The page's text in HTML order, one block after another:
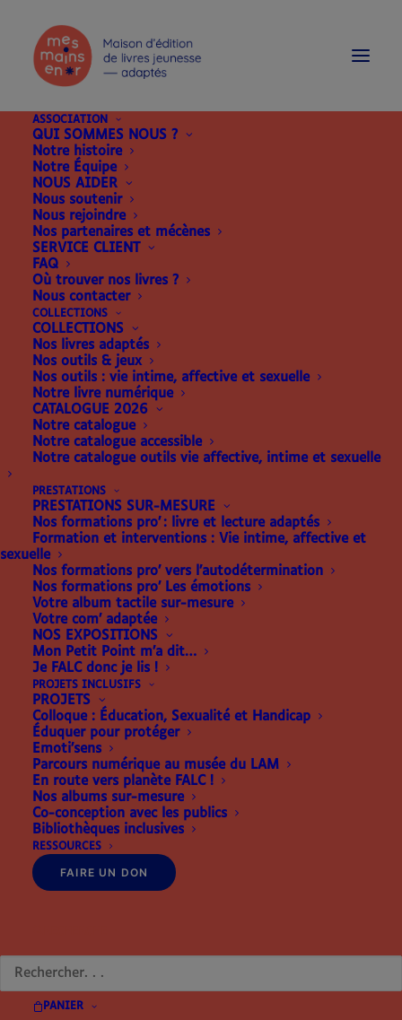
ASSOCIATION
QUI SOMMES NOUS ?
Notre histoire
Notre Équipe
NOUS AIDER
Nous soutenir
Nous rejoindre
Nos partenaires et mécènes
SERVICE CLIENT
FAQ
Où trouver nos livres ?
Nous contacter
COLLECTIONS
COLLECTIONS
Nos livres adaptés
Nos outils & jeux
Nos outils : vie intime, affective et sexuelle
Notre livre numérique
CATALOGUE 2026
Notre catalogue
Notre catalogue accessible
Notre catalogue outils vie affective, intime et sexuelle
PRESTATIONS
PRESTATIONS SUR-MESURE
Nos formations pro’ : livre et lecture adaptés
Formation et interventions : Vie intime, affective et
sexuelle
Nos formations pro’ vers l’autodétermination
Nos formations pro’ Les émotions
Votre album tactile sur-mesure
Votre com’ adaptée
NOS EXPOSITIONS
Mon Petit Point m’a dit…
Je FALC donc je lis !
PROJETS INCLUSIFS
PROJETS
Colloque : Éducation, Sexualité et Handicap
Éduquer pour protéger
Emoti’sens
Parcours numérique au musée du LAM
En route vers planète FALC !
Nos albums sur-mesure
Co-conception avec les publics
Bibliothèques inclusives
RESSOURCES
FAIRE UN DON
PANIER
MALLETTE TAMPONS-
CELLULES BRAILLE
506.00€
Une mallette de tampons-cellules braille, pour
embossage sur feuilles plastiques avec les
annotations mathématiques.
Sur commande (2 semaines) – Fabriqué en France
par CMR3D
quantité
de
braille
AJOUTER AU PANIER
Étiquette